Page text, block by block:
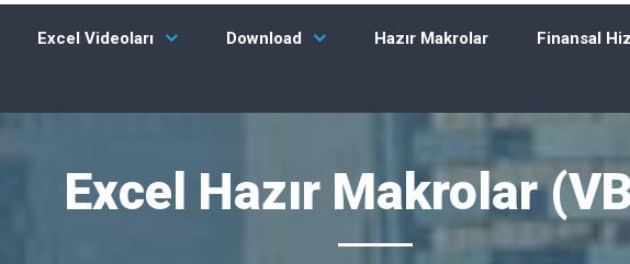
Excel Videoları Download Hazır Makrolar Finansal
Excel Hazır Makrolar